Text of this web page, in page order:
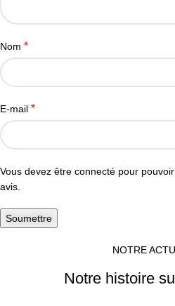
Nom *
E-mail *
Vous devez être connecté pour
avis.
NOTRE
Notre histoire